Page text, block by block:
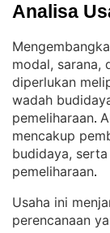
Analisa
modal, sarana,
diperlukan
wadah
pemeliharaan.
mencakup
budidaya,
pemeliharaan.
Usaha ini
perencanaan